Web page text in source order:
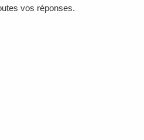
vos réponses.